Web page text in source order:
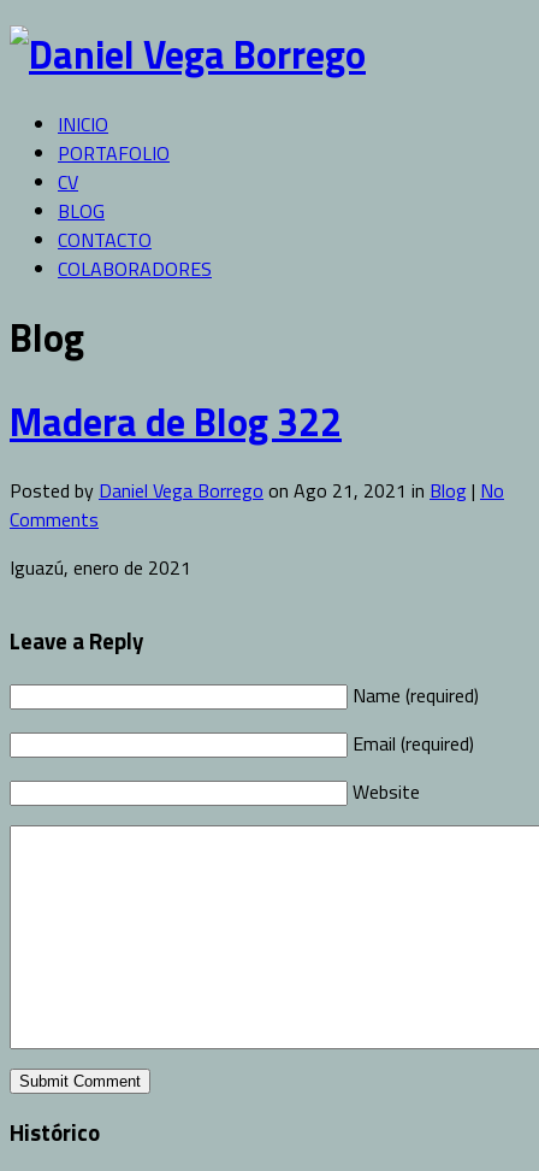
INICIO
PORTAFOLIO
CV
BLOG
CONTACTO
COLABORADORES
Blog
Madera de Blog 322
Posted by Daniel Vega Borrego on Ago 21, 2021 in Blog| No
Comments
Iguazú, enero de 2021
Leave a Reply
Name (required)
Email (required)
Website
Histórico